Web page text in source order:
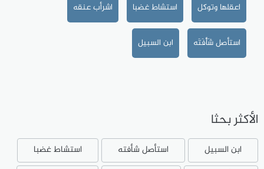
اعقلها وتوكل استشاط غضبا اشرأب عنقه
استأصل شَأْفَتَه ابن السبيل
الأكثر بحثا
ابن السبيل استأصل شأفته
استشاط غضبا